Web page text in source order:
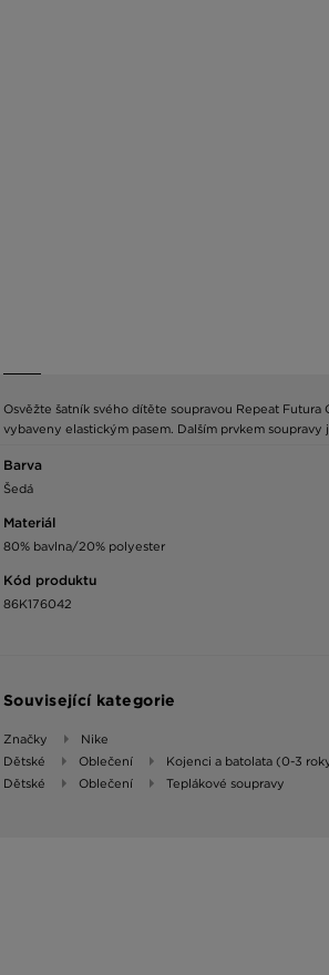
Osvěžte šatník svého dítěte soupravou Repeat
vybaveny elastickým pasem. Dalším prvkem
Barva
Šedá
Materiál
80% bavlna/20% polyester
Kód produktu
86K176042
Související kategorie
Značky
Nike
Dětské
Oblečení
Kojenci a batolata (0-3
Dětské
Oblečení Teplákové soupravy